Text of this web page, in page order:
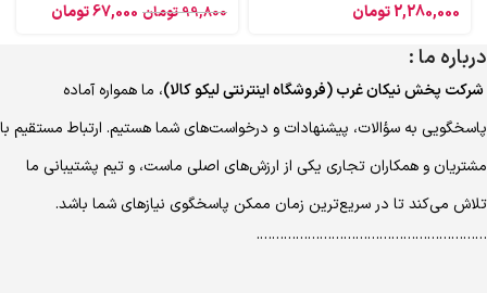
2,280,000تومان 99,800تومان 67,000تومان
درباره ما :
شرکت پخش نیکان غرب (فروشگاه اینترنتی لیکو کالا)، ما همواره آماده
پاسخگویی به سؤالات، پیشنهادات و درخواست‌های شما هستیم. ارتباط مستقیم با
مشتریان و همکاران تجاری یکی از ارزش‌های اصلی ماست، و تیم پشتیبانی ما
تلاش می‌کند تا در سریع‌ترین زمان ممکن پاسخگوی نیازهای شما باشد.
………………………………………………….